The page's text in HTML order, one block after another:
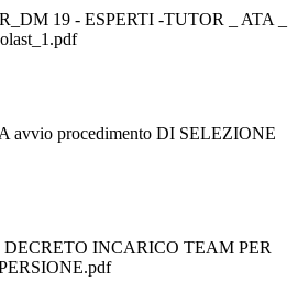
19 - ESPERTI -TUTOR _ ATA _
avvio procedimento DI SELEZIONE
DECRETO INCARICO TEAM PER